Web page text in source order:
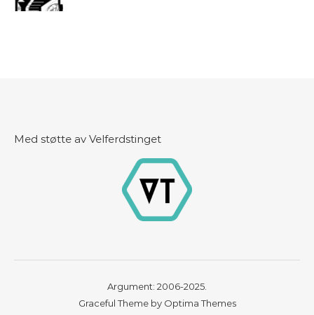
Med støtte av Velferdstinget
Argument: 2006-2025.
Graceful Theme by Optima Themes